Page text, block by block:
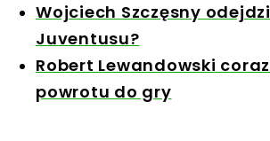
Wojciech Szczęsny
Juventusu?
Robert Lewandowski
powrotu do gry